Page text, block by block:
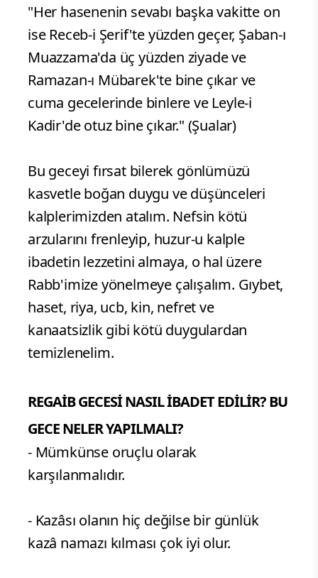
"Her hasenenin sevabı başka vakitte on
ise Receb-i Şerif'te yüzden geçer, Şaban-ı
Muazzama'da üç yüzden ziyade ve
Ramazan-ı Mübarek'te bine çıkar ve
cuma gecelerinde binlere ve Leyle-i
Kadir'de otuz bine çıkar." (Şualar)
Bu geceyi fırsat bilerek gönlümüzü
kasvetle boğan duygu ve düşünceleri
kalplerimizden atalım. Nefsin kötü
arzularını frenleyip, huzur-u kalple
ibadetin lezzetini almaya, o hal üzere
Rabb'imize yönelmeye çalışalım. Gıybet,
haset, riya, ucb, kin, nefret ve
kanaatsizlik gibi kötü duygulardan
temizlenelim.
REGAİB GECESİ NASIL İBADET EDİLİR? BU
GECE NELER YAPILMALI?
- Mümkünse oruçlu olarak
karşılanmalıdır.
- Kazâsı olanın hiç değilse bir günlük
kazâ namazı kılması çok iyi olur.